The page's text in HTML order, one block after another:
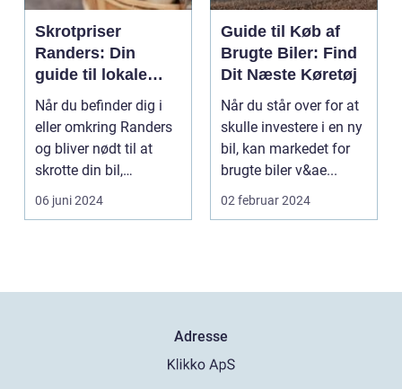
Skrotpriser
Randers: Din
guide til lokale
muligheder
Når du befinder dig i
eller omkring Randers
og bliver nødt til at
skrotte din bil,
gammelt jern elle...
06 juni 2024
Guide til Køb af
Brugte Biler: Find
Dit Næste Køretøj
Når du står over for at
skulle investere i en ny
bil, kan markedet for
brugte biler v&ae...
02 februar 2024
Adresse